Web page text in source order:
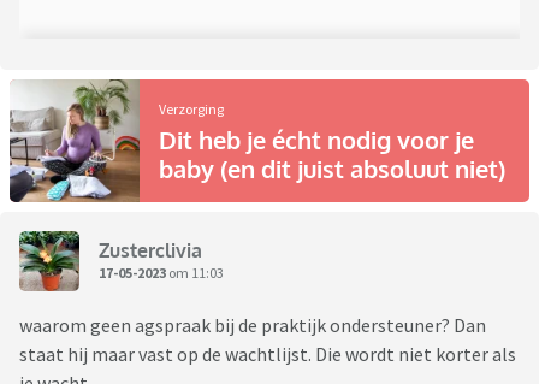
Verzorging
Dit heb je écht nodig voor je
baby (en dit juist absoluut niet)
Zusterclivia
17-05-2023 om 11:03
waarom geen agspraak bij de praktijk ondersteuner? Dan
staat hij maar vast op de wachtlijst. Die wordt niet korter als